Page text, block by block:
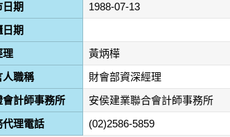
日期
1988-07-13
日期
理
黃炳樺
人職稱
財會部資深經理
會計師事務所
安侯建業聯合會計師事務所
代理電話
(02)2586-5859